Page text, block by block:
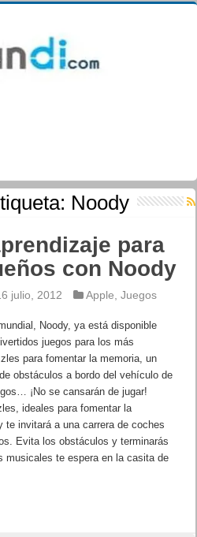
Noody
para
con Noody
julio, 2012 Apple ,Juegos
Noody, ya está disponible
juegos para los más
para fomentar la memoria, un
obstáculos a bordo del vehículo de
¡No se cansarán de jugar!
ideales para fomentar la
te invitará a una carrera de coches
Evita los obstáculos y terminarás
musicales te espera en la casita de